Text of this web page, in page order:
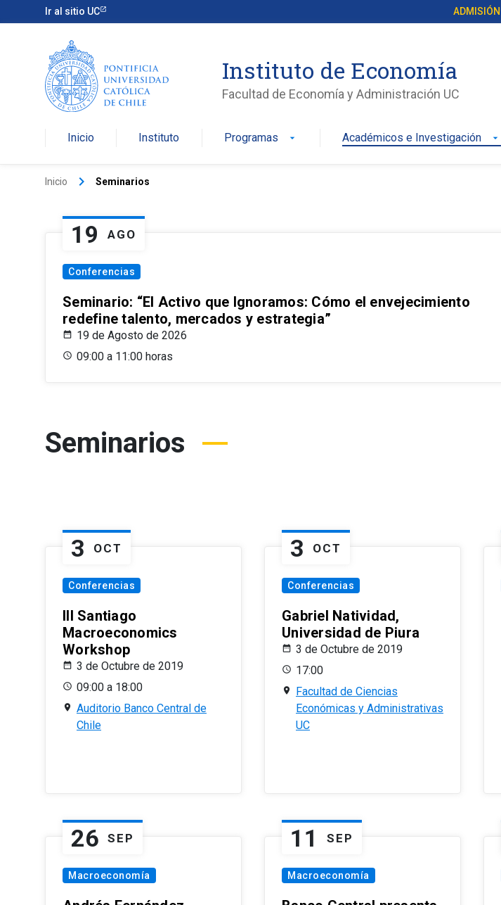
Ir al sitio UC ADMISIÓN
Instituto de Economía
Facultad de Economía y Administración UC
Inicio Instituto Programas arrow_drop_down Académicos e Investigación arrow_drop_down
Inicio keyboard_arrow_right Seminarios
19 AGO
Conferencias
Seminario: “El Activo que Ignoramos: Cómo el envejecimiento
redefine talento, mercados y estrategia”
19 de Agosto de 2026
09:00 a 11:00 horas
Seminarios
3 OCT
Conferencias
III Santiago
Macroeconomics
Workshop
3 de Octubre de 2019
09:00 a 18:00
Auditorio Banco Central de
Chile
3 OCT
Conferencias
Gabriel Natividad,
Universidad de Piura
3 de Octubre de 2019
17:00
Facultad de Ciencias
Económicas y Administrativas
UC
26 SEP
Macroeconomía
11 SEP
Macroeconomía